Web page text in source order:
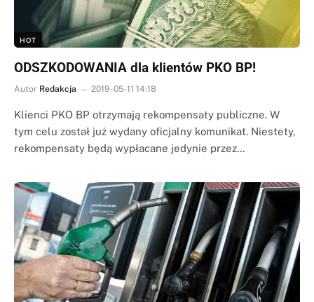
HOT
ODSZKODOWANIA dla klientów PKO BP!
Autor Redakcja 2019-05-11 14:18
Klienci PKO BP otrzymają rekompensaty publiczne. W
tym celu został już wydany oficjalny komunikat. Niestety,
rekompensaty będą wypłacane jedynie przez…